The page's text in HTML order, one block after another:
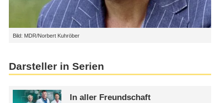
Bild: MDR/Norbert Kuhröber
Darsteller in Serien
In aller Freundschaft